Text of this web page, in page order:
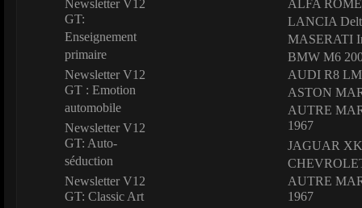
Newsletter V12
GT:
Enseignement
primaire
Newsletter V12
GT : Emotion
automobile
Newsletter V12
GT: Auto-
séduction
Newsletter V12
GT: Classic Art
ALFA
LANCIA
MASERATI
BMW M6
AUDI R8
ASTON
AUTRE
1967
JAGUAR
AUTRE
1967